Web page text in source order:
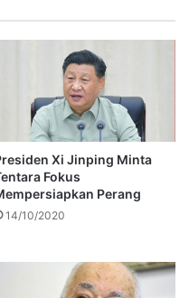
Xi Jinping Minta
Fokus
Perang
14/10/2020